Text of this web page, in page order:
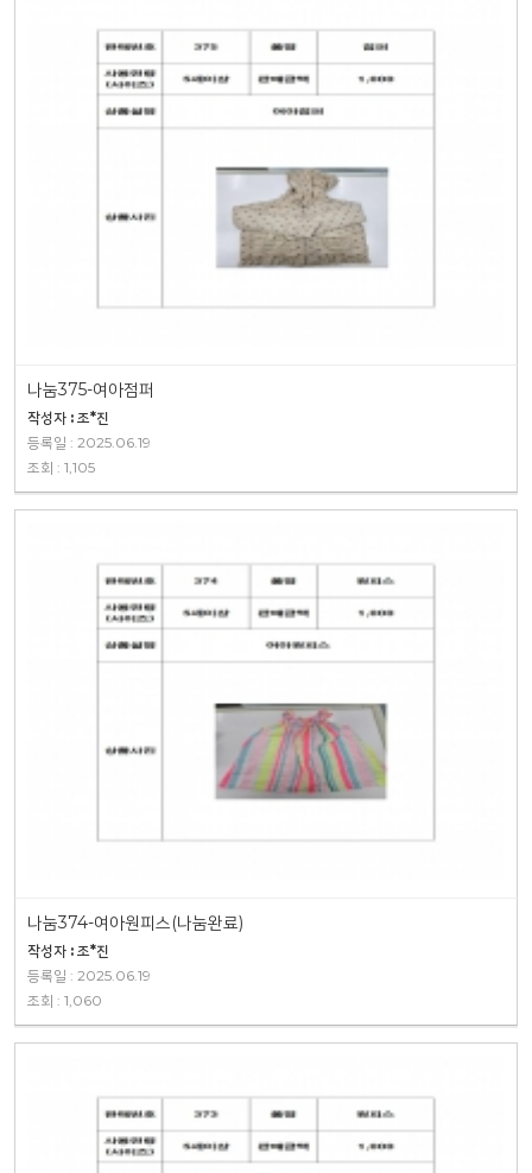
나눔375-여아점퍼
작성자 : 조*진
등록일 : 2025.06.19
조회 : 1,105
나눔374-여아원피스(나눔완료)
작성자 : 조*진
등록일 : 2025.06.19
조회 : 1,060